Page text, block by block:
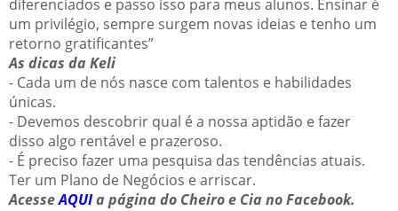
diferenciados e passo isso para meus alunos. Ensinar é
um privilégio, sempre surgem novas ideias e tenho um
retorno gratificantes”
As dicas da Keli
- Cada um de nós nasce com talentos e habilidades
únicas.
- Devemos descobrir qual é a nossa aptidão e fazer
disso algo rentável e prazeroso.
- É preciso fazer uma pesquisa das tendências atuais.
Ter um Plano de Negócios e arriscar.
AcesseAQUIa página do Cheiro e Cia no Facebook.